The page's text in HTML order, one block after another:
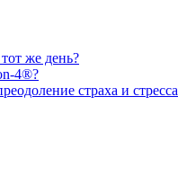
же день?
4®?
страха и стресса